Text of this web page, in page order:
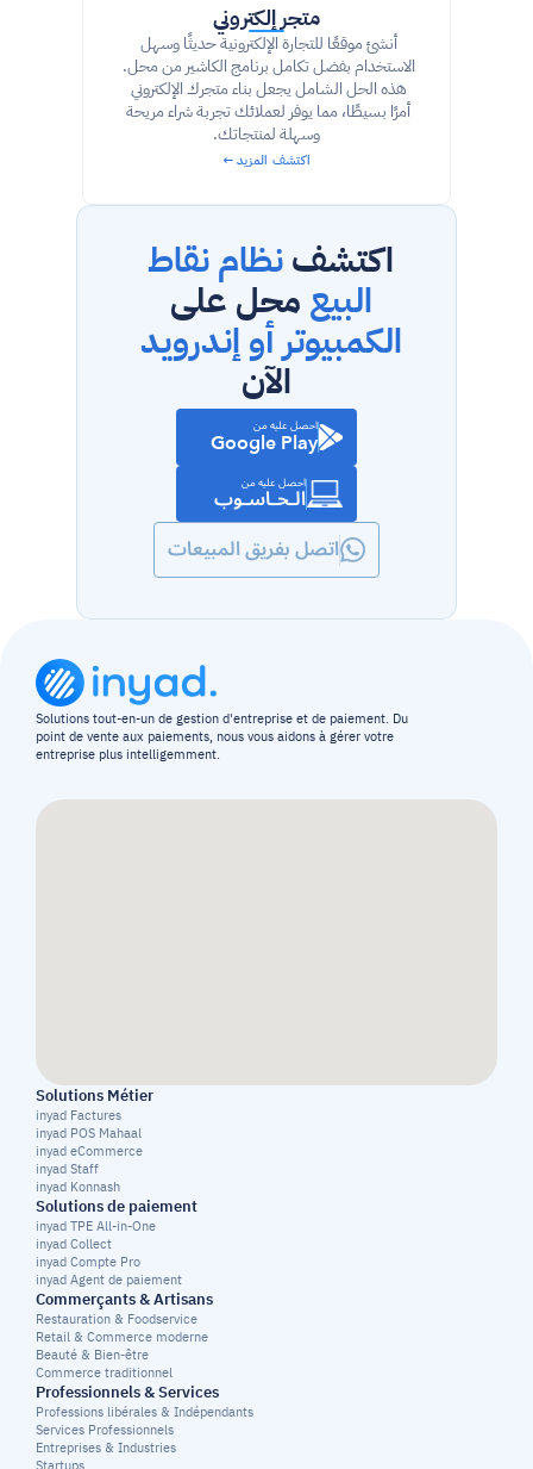
متجر إلكتروني
وسهلة لمنتجاتك.
اكتشف المزيد ←
اكتشف
البيع محل على
الكمبيوتر أو إندرويد
الآن
اتصل بفريق المبيعات
احصل عليه من
الـحـاسـوب
احصل عليه من
Google Play
Solutions tout-en-un de gestion d'entreprise et de paiement. Du
point de vente aux paiements, nous vous aidons à gérer votre
entreprise plus intelligemment.
Solutions Métier
inyad Factures
inyad POS Mahaal
inyad eCommerce
inyad Staff
inyad Konnash
Solutions de paiement
inyad TPE All-in-One
inyad Collect
inyad Compte Pro
inyad Agent de paiement
Commerçants & Artisans
Restauration & Foodservice
Retail & Commerce moderne
Beauté & Bien-être
Commerce traditionnel
Professionnels & Services
Professions libérales & Indépendants
Services Professionnels
Entreprises & Industries